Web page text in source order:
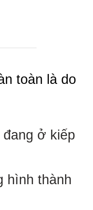
toàn là do
ở kiếp
hình thành